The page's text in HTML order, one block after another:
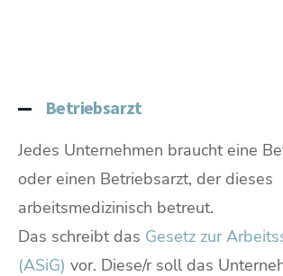
Betriebsarzt
Jedes Unternehmen braucht eine
oder einen Betriebsarzt, der dieses
arbeitsmedizinisch betreut.
Das schreibt das Gesetz zur
(ASiG) vor. Diese/r soll das